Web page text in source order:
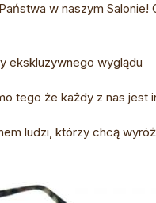
w naszym
ekskluzywnego wyglądu
tego że każdy z nas
ludzi, którzy chcą